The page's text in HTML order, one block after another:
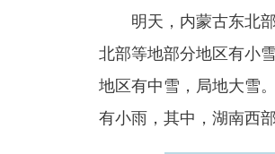
明天，内蒙古东北部
北部等地部分地区有小
地区有中雪，局地大雪
有小雨，其中，湖南西